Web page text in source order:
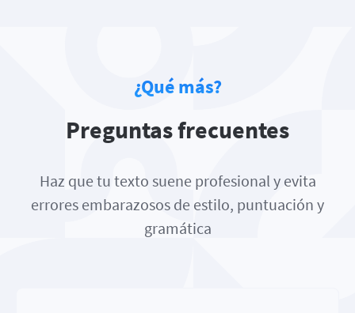
¿Qué más?
Preguntas frecuentes
Haz que tu texto suene profesional y evita
errores embarazosos de estilo, puntuación y
gramática